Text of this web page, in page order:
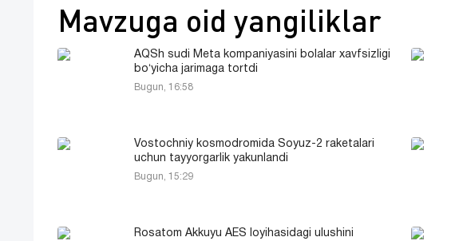
Mavzuga oid yangiliklar
AQSh sudi Meta kompaniyasini bolalar xavfsizligi
boʻyicha jarimaga tortdi
Bugun, 16:58
Vostochniy kosmodromida Soyuz-2 raketalari
uchun tayyorgarlik yakunlandi
Bugun, 15:29
Rosatom Akkuyu AES loyihasidagi ulushini